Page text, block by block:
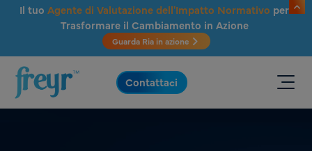
Salta al contenuto principale
Il tuo Agente di Valutazione dell'Impatto Normativo per
Trasformare il Cambiamento in Azione
Guarda Ria in azione
.
Contattaci